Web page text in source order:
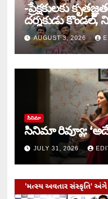
-ప్రేక్షకులకు
దర్శకుడు కొండల్,
కాండ్రేగుల
AUGUST 3, 2026
సినిమా
సినిమా రివ్యూ: ‘అదే
JULY 31, 2026